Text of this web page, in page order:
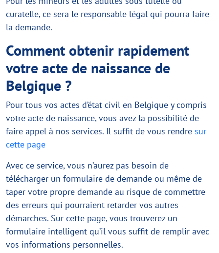
curatelle, ce sera le responsable légal qui pourra faire
la demande.
Comment obtenir rapidement
votre acte de naissance de
Belgique ?
Pour tous vos actes d’état civil en Belgique y compris
votre acte de naissance, vous avez la possibilité de
faire appel à nos services. Il suffit de vous rendre sur
cette page
Avec ce service, vous n’aurez pas besoin de
télécharger un formulaire de demande ou même de
taper votre propre demande au risque de commettre
des erreurs qui pourraient retarder vos autres
démarches. Sur cette page, vous trouverez un
formulaire intelligent qu’il vous suffit de remplir avec
vos informations personnelles.